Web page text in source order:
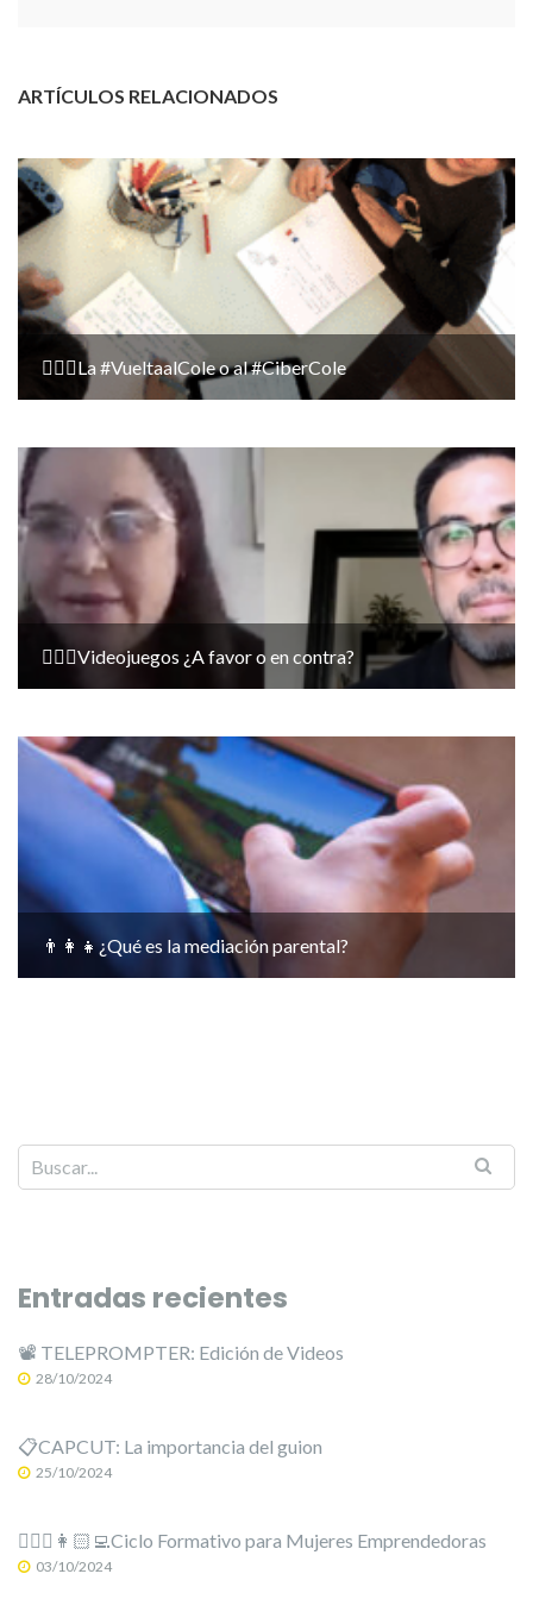
ARTÍCULOS RELACIONADOS
🙋🏻‍♀️La #VueltaalCole o al #CiberCole
🤷🏻‍♀️Videojuegos ¿A favor o en contra?
👨‍👩‍👧¿Qué es la mediación parental?
Entradas recientes
📽️ TELEPROMPTER: Edición de Videos
28/10/2024
📋CAPCUT: La importancia del guion
25/10/2024
🙋🏻‍♀️👩🏻‍💻Ciclo Formativo para Mujeres Emprendedoras
03/10/2024